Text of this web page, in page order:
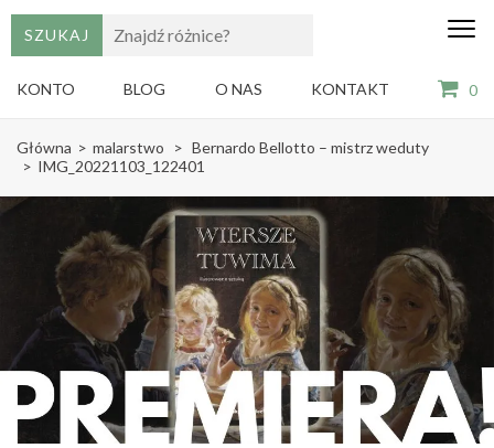
KONTO BLOG O NAS KONTAKT 0
to
(Press
Gry,
i
książki
Główna > malarstwo > Bernardo Bellotto – mistrz weduty
> IMG_20221103_122401